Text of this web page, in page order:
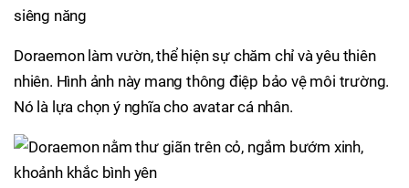
siêng năng
Doraemon làm vườn, thể hiện sự chăm chỉ và yêu thiên
nhiên. Hình ảnh này mang thông điệp bảo vệ môi trường.
Nó là lựa chọn ý nghĩa cho avatar cá nhân.